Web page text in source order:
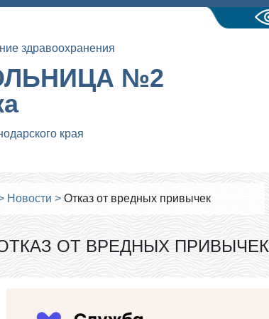
здравоохранения
№2
края
Новости > Отказ от вредных привычек
ОТ ВРЕДНЫХ ПРИВЫЧЕК